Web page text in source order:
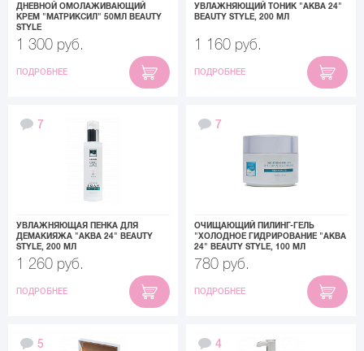
ДНЕВНОЙ ОМОЛАЖИВАЮЩИЙ
КРЕМ "МАТРИКСИЛ" 50МЛ BEAUTY
STYLE
1 300 руб.
ПОДРОБНЕЕ
УВЛАЖНЯЮЩИЙ ТОНИК "АКВА 24"
BEAUTY STYLE, 200 МЛ
1 160 руб.
ПОДРОБНЕЕ
УВЛАЖНЯЮЩАЯ ПЕНКА ДЛЯ
ДЕМАКИЯЖА "АКВА 24" BEAUTY
STYLE, 200 МЛ
7
1 260 руб.
ПОДРОБНЕЕ
ОЧИЩАЮЩИЙ ПИЛИНГ-ГЕЛЬ
"ХОЛОДНОЕ ГИДРИРОВАНИЕ "АКВА
24" BEAUTY STYLE, 100 МЛ
7
780 руб.
ПОДРОБНЕЕ
5 4